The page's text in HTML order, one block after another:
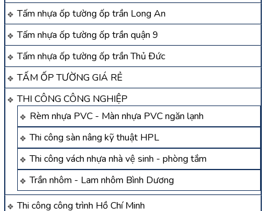
Tấm nhựa ốp tường ốp trần Long An
Tấm nhựa ốp tường ốp trần quận 9
Tấm nhựa ốp tường ốp trần Thủ Đức
TẤM ỐP TƯỜNG GIÁ RẺ
THI CÔNG CÔNG NGHIỆP
Rèm nhựa PVC - Màn nhựa PVC ngăn lạnh
Thi công sàn nâng kỹ thuật HPL
Thi công vách nhựa nhà vệ sinh - phòng tắm
Trần nhôm - Lam nhôm Bình Dương
Thi công công trình Hồ Chí Minh